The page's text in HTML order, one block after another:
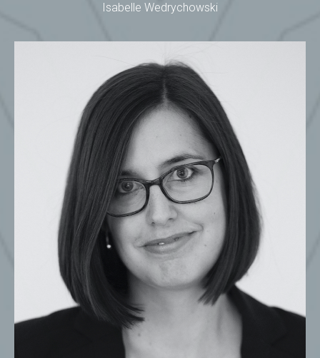
Isabelle Wedrychowski